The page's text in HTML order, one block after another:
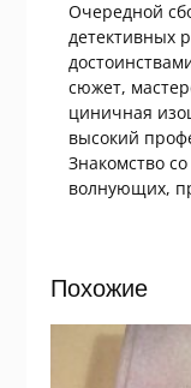
Очередной
детективных
сюжет,
циничная
высокий
Знакомство
волнующих,
Похожие